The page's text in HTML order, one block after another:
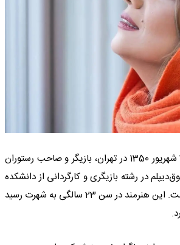
الهام پاوه نژاد، متولد 27 شهریور 1350 در تهران، بازیگر و صاحب رستوران
در رشته بازیگری و کارگردانی از دانشکده
وزارت فرهنگ و ارشاد است. این هنرمند در سن 23 سالگی به شهرت رسید